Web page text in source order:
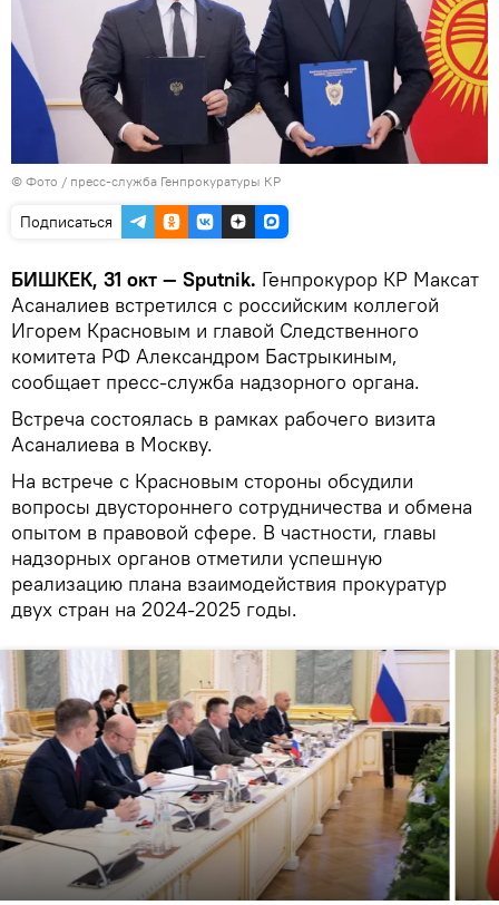
© Фото / пресс-служба Генпрокуратуры КР
Подписаться
БИШКЕК, 31 окт — Sputnik. Генпрокурор КР Максат
Асаналиев встретился с российским коллегой
Игорем Красновым и главой Следственного
комитета РФ Александром Бастрыкиным,
сообщает пресс-служба надзорного органа.
Встреча состоялась в рамках рабочего визита
Асаналиева в Москву.
На встрече с Красновым стороны обсудили
вопросы двустороннего сотрудничества и обмена
опытом в правовой сфере. В частности, главы
надзорных органов отметили успешную
реализацию плана взаимодействия прокуратур
двух стран на 2024-2025 годы.